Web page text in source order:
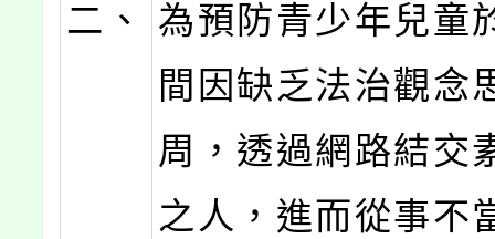
二、
為預防青少年兒童
間因缺乏法治觀念
周，透過網路結交
之人，進而從事不